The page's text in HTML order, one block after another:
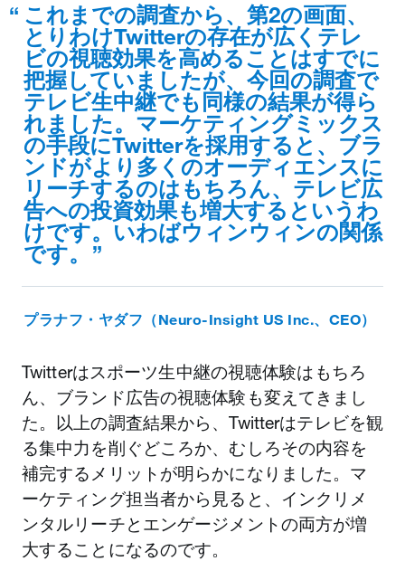
これまでの調査から、第2の画面、
とりわけTwitterの存在が広くテレ
ビの視聴効果を高めることはすでに
把握していましたが、今回の調査で
テレビ生中継でも同様の結果が得ら
れました。マーケティングミックス
の手段にTwitterを採用すると、ブラ
ンドがより多くのオーディエンスに
リーチするのはもちろん、テレビ広
告への投資効果も増大するというわ
けです。いわばウィンウィンの関係
です。
プラナフ・ヤダフ（Neuro-Insight US Inc.、CEO）
Twitterはスポーツ生中継の視聴体験はもちろ
ん、ブランド広告の視聴体験も変えてきまし
た。以上の調査結果から、Twitterはテレビを観
る集中力を削ぐどころか、むしろその内容を
補完するメリットが明らかになりました。マ
ーケティング担当者から見ると、インクリメ
ンタルリーチとエンゲージメントの両方が増
大することになるのです。